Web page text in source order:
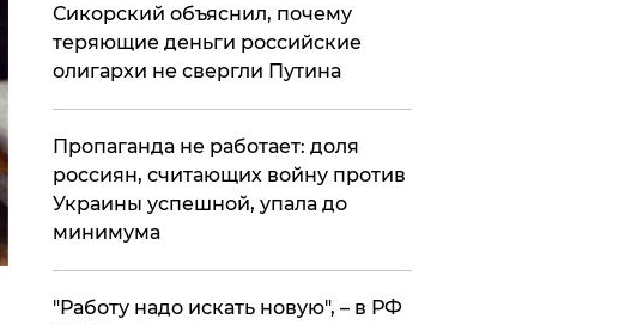
Сикорский объяснил, почему
теряющие деньги российские
олигархи не свергли Путина
​Пропаганда не работает: доля
россиян, считающих войну против
Украины успешной, упала до
минимума
"Работу надо искать новую", – в РФ